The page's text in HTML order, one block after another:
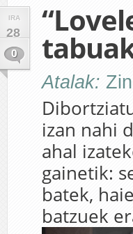
IRA
28
0
Atalak:
izan nahi
ahal
gainetik:
batek,
batzuek